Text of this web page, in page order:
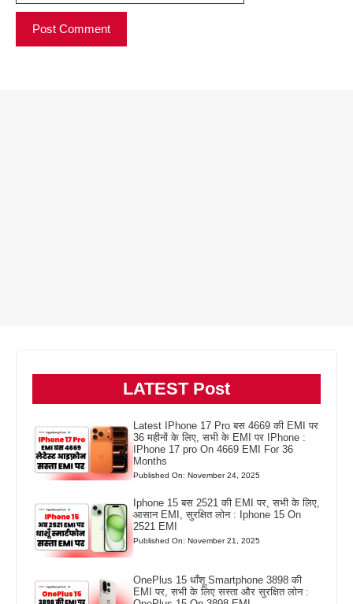
LATEST Post
Latest IPhone 17 Pro बस 4669 की EMI पर
36 महीनों के लिए, सभी के EMI पर IPhone :
IPhone 17 pro On 4669 EMI For 36
Months
Published On: November 24, 2025
Iphone 15 बस 2521 की EMI पर, सभी के लिए,
आसान EMI, सुरक्षित लोन : Iphone 15 On
2521 EMI
Published On: November 21, 2025
OnePlus 15 धाँशू Smartphone 3898 की
EMI पर, सभी के लिए सस्ता और सुरक्षित लोन :